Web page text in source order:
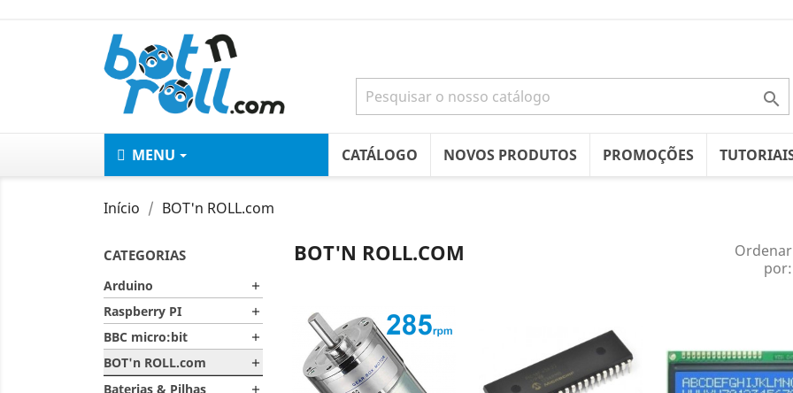

MENU CATÁLOGO NOVOS PRODUTOS PROMOÇÕES
Início BOT'n ROLL.com
CATEGORIAS
Arduino 
Raspberry PI 
BBC micro:bit 
BOT'n ROLL.com 
Baterias & Pilhas 
BOT'N ROLL.COM
Ordenar
por: